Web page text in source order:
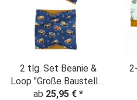
2 tlg. Set Beanie &
Loop "Große Baustelle"
Denim Look
ab 25,95 € *